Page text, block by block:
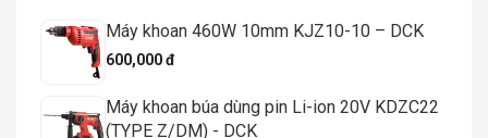
Máy khoan 460W 10mm KJZ10-10 – DCK
600,000 đ
Máy khoan búa dùng pin Li-ion 20V KDZC22
(TYPE Z/DM) - DCK